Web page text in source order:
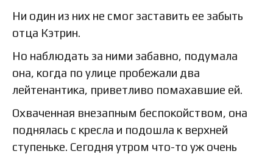
Ни один из них не смог заставить ее забыть
отца Кэтрин.
Но наблюдать за ними забавно, подумала
она, когда по улице пробежали два
лейтенантика, приветливо помахавшие ей.
Охваченная внезапным беспокойством, она
поднялась с кресла и подошла к верхней
ступеньке. Сегодня утром что-то уж очень